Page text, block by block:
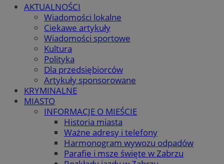
AKTUALNOŚCI
Wiadomości lokalne
Ciekawe artykuły
Wiadomości sportowe
Kultura
Polityka
Dla przedsiębiorców
Artykuły sponsorowane
KRYMINALNE
MIASTO
INFORMACJE O MIEŚCIE
Historia miasta
Ważne adresy i telefony
Harmonogram wywozu odpadów
Parafie i msze święte w Zabrzu